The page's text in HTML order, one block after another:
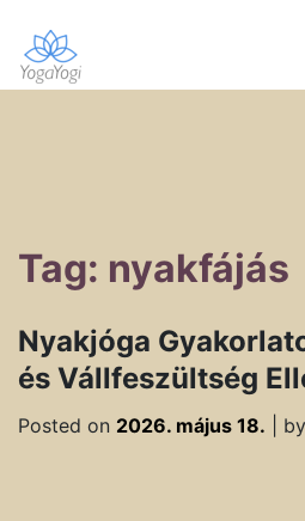
Tag: nyakfájás
Nyakjóga
és Vállfeszültség
Posted on 2026. május 18. by